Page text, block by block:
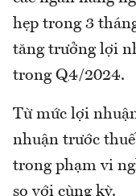
hẹp trong 3
tăng trưởng lợi
trong Q4/2024.
Từ mức lợi
nhuận trước
trong phạm vi
so với cùng kỳ.